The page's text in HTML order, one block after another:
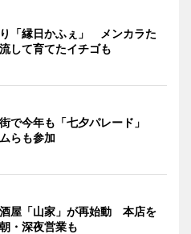
「縁日かふぇ」 メンカラた
して育てたイチゴも
で今年も「七夕パレード」
らも参加
屋「山家」が再始動 本店を
・深夜営業も